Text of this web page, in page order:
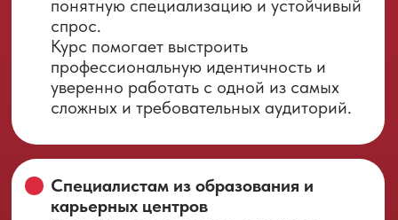
образца, подтверждающее вашу
профессиональную квалификацию